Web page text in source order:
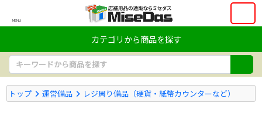
MENU
カテゴリから商品を探す
トップ 運営備品 レジ周り備品（硬貨・紙幣カウンターなど）